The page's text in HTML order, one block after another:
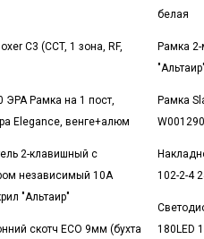
C3 (CCT, 1 зона, RF,
ЭРА Рамка на 1 пост,
Elegance, венге+алюм
2-клавишный с
независимый 10А
"Альтаир"
скотч ECO 9мм (бухта
белая
Рамка
"Альтаир"
Рамка
102-2-4
180LED